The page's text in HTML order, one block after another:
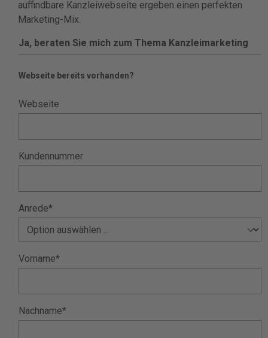
auffindbare Kanzleiwebseite ergeben einen perfekten
Marketing-Mix.
Ja, beraten Sie mich zum Thema Kanzleimarketing
Webseite bereits vorhanden?
Webseite
Kundennummer
Anrede*
Vorname*
Nachname*